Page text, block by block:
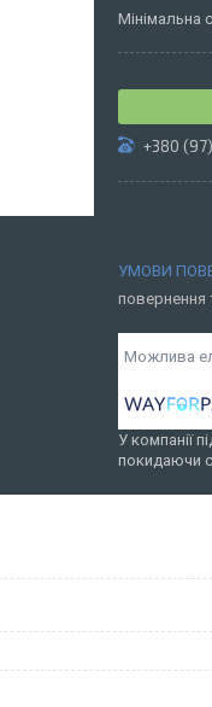
Мінімальна
+380
повернення
У компанії
покидаючи